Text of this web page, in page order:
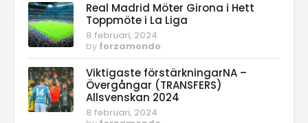
Real Madrid Möter Girona i Hett
Toppmöte i La Liga
8 februari, 2024
by forzamondo
Viktigaste förstärkningarNA –
Övergångar (TRANSFERS)
Allsvenskan 2024
8 februari, 2024